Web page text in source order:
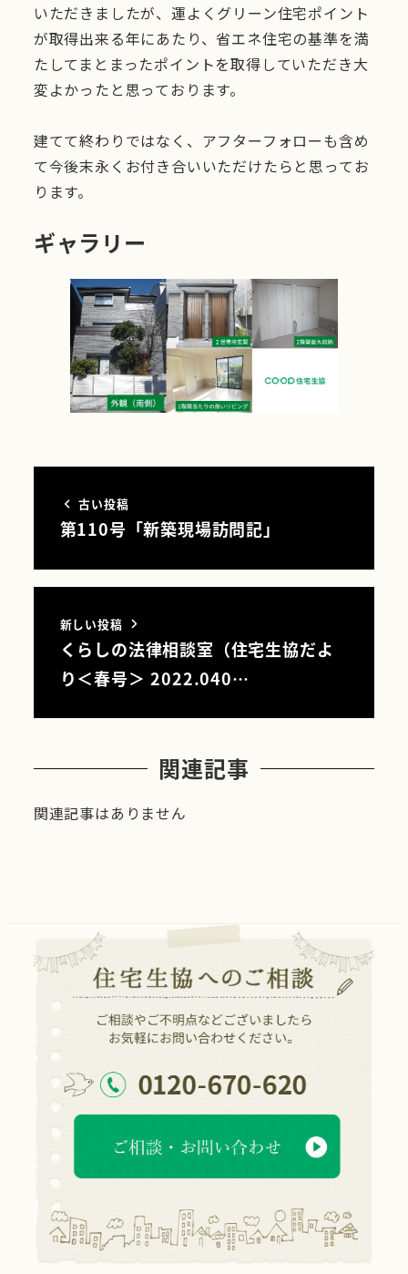
いただきましたが、運よくグリーン住宅ポイント
が取得出来る年にあたり、省エネ住宅の基準を満
たしてまとまったポイントを取得していただき大
変よかったと思っております。
建てて終わりではなく、アフターフォローも含め
て今後末永くお付き合いいただけたらと思ってお
ります。
ギャラリー
古い投稿
第110号「新築現場訪問記」
新しい投稿
くらしの法律相談室（住宅生協だよ
り＜春号＞ 2022.040…
関連記事
関連記事はありません